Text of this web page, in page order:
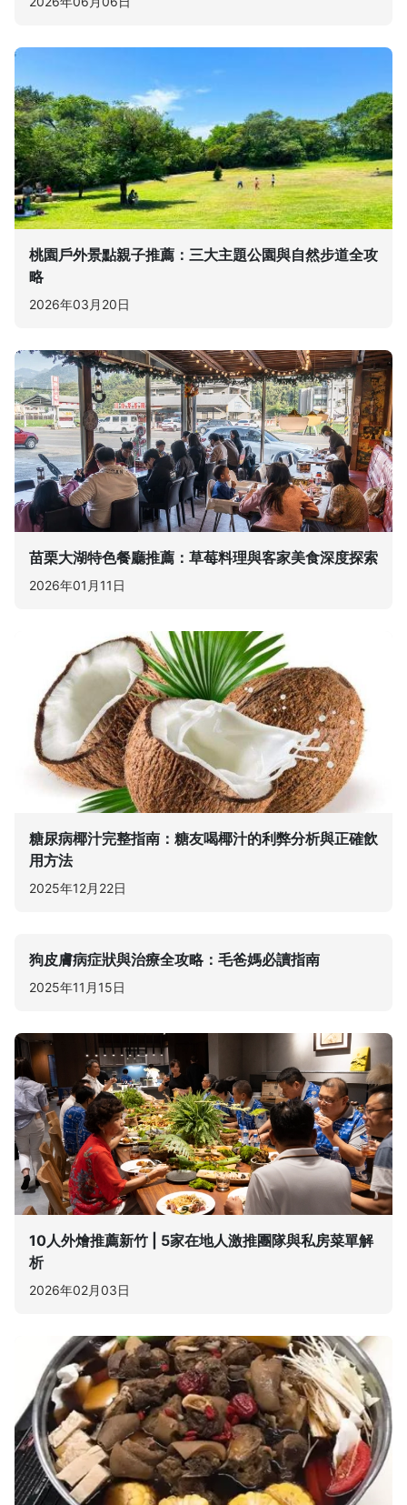
桃園戶外景點親子推薦：三大主題公園與自然步道全攻
略
2026年03月20日
苗栗大湖特色餐廳推薦：草莓料理與客家美食深度探索
2026年01月11日
糖尿病椰汁完整指南：糖友喝椰汁的利弊分析與正確飲
用方法
2025年12月22日
狗皮膚病症狀與治療全攻略：毛爸媽必讀指南
2025年11月15日
10人外燴推薦新竹 | 5家在地人激推團隊與私房菜單解
析
2026年02月03日